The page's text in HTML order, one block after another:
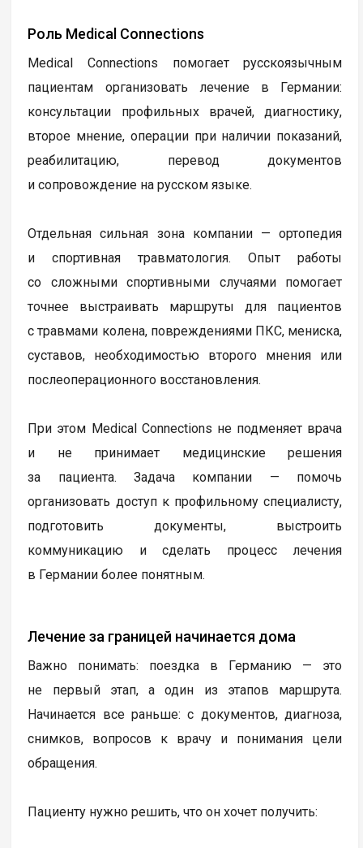
Роль Medical Connections
Medical Connections помогает русскоязычным
пациентам организовать лечение в Германии:
консультации профильных врачей, диагностику,
второе мнение, операции при наличии показаний,
реабилитацию, перевод документов
и сопровождение на русском языке.
Отдельная сильная зона компании — ортопедия
и спортивная травматология. Опыт работы
со сложными спортивными случаями помогает
точнее выстраивать маршруты для пациентов
с травмами колена, повреждениями ПКС, мениска,
суставов, необходимостью второго мнения или
послеоперационного восстановления.
При этом Medical Connections не подменяет врача
и не принимает медицинские решения
за пациента. Задача компании — помочь
организовать доступ к профильному специалисту,
подготовить документы, выстроить
коммуникацию и сделать процесс лечения
в Германии более понятным.
Лечение за границей начинается дома
Важно понимать: поездка в Германию — это
не первый этап, а один из этапов маршрута.
Начинается все раньше: с документов, диагноза,
снимков, вопросов к врачу и понимания цели
обращения.
Пациенту нужно решить, что он хочет получить: